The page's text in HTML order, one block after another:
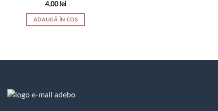
4,00 lei
ADAUGĂ ÎN COȘ